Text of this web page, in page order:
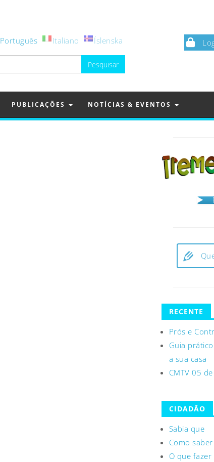
Português Italiano Íslenska
PUBLICAÇÕES NOTÍCIAS & EVENTOS
RECENTE
Prós e
Guia
a sua casa
CMTV 05
CIDADÃO
Sabia que
Como
O que fazer